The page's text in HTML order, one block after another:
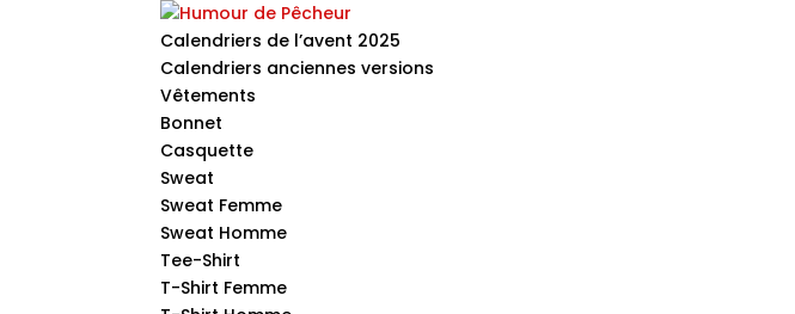
Calendriers de l’avent 2025
Calendriers anciennes versions
Vêtements
Bonnet
Casquette
Sweat
Sweat Femme
Sweat Homme
Tee-Shirt
T-Shirt Femme